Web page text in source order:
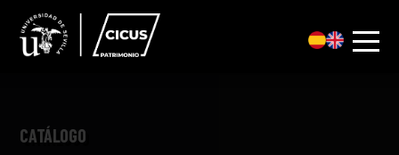
CATÁLOGO